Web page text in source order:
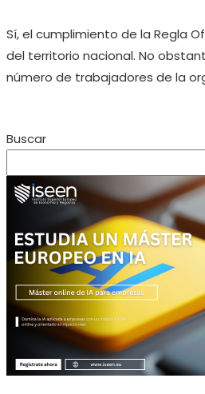
Sí, el cumplimiento de la Regla
del territorio nacional. No
número de trabajadores de la
Buscar